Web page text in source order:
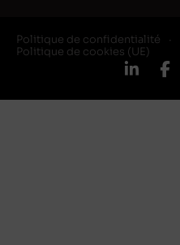
Politique de confidentialité
Politique de cookies (UE)